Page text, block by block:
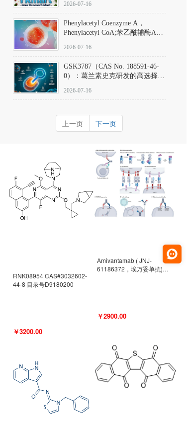
激酶抑制剂的深度剖析
2026-07-16
Phenylacetyl Coenzyme A，
Phenylacetyl CoA;苯乙酰辅酶A
2026-07-16
GSK3787（CAS No. 188591-46-
0）：葛兰素史克研发的高选择
抗剂，被广泛视为研究PPARδ核
靶点药理机制的金标准化学探
针。
2026-07-16
上一页 下一页
RNK08954 CAS#3032602-
44-8 目录号D9180200
￥3200.00
Amivantamab ( JNJ-
61186372，埃万妥单抗)
￥2900.00